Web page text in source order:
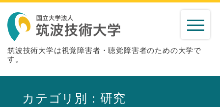
筑波技術大学は視覚障害者・聴覚障害者のための大学で
す。
カテゴリ別：研究